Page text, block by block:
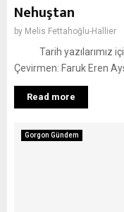
Nehuştan
by Melis Fettahoğlu-Hallier
Tarih yazılarımız için
Çevirmen: Faruk Eren
Read more
Gorgon Gündem